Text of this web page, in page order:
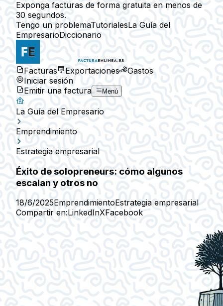
Exponga facturas de forma gratuita en menos de
30 segundos.
Tengo un problemaTutorialesLa Guía del
EmpresarioDiccionario
Facturas Exportaciones
Gastos
Iniciar sesión
Emitir una factura
Menú
La Guía del Empresario
Emprendimiento
Estrategia empresarial
Éxito de solopreneurs: cómo algunos
escalan y otros no
18/6/2025EmprendimientoEstrategia empresarial
Compartir en:LinkedInXFacebook